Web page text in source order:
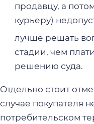
продавцу, а
курьеру)
лучше решать
стадии, чем
решению суда.
Отдельно стоит
случае покупателя
потребительском